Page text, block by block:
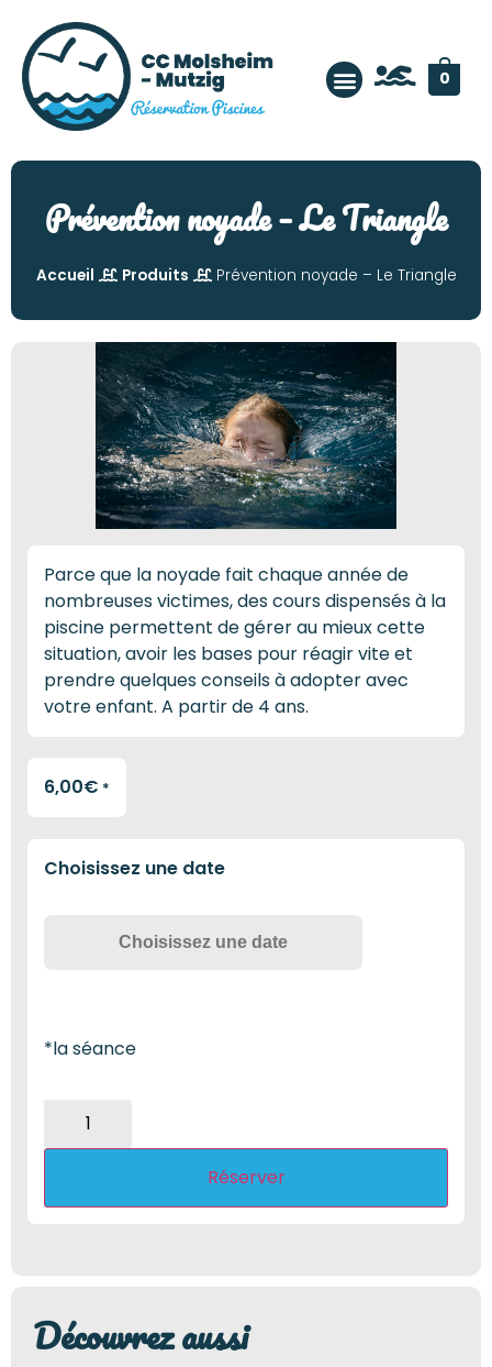
0
Prévention noyade – Le Triangle
Accueil Produits Prévention noyade – Le Triangle
Parce que la noyade fait chaque année de
nombreuses victimes, des cours dispensés à la
piscine permettent de gérer au mieux cette
situation, avoir les bases pour réagir vite et
prendre quelques conseils à adopter avec
votre enfant. A partir de 4 ans.
6,00€ *
Choisissez une date
*la séance
Réserver
Découvrez aussi